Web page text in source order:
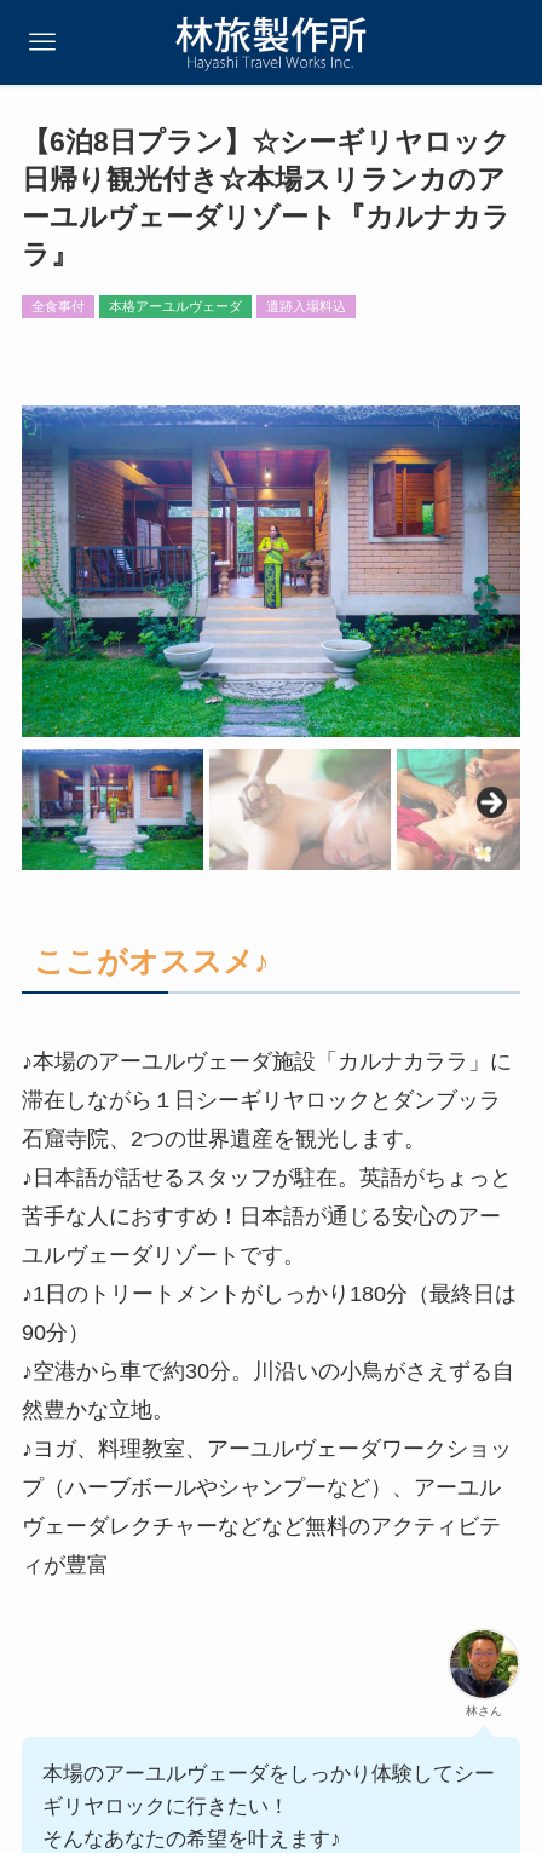
【6泊8日プラン】☆シーギリヤロック
日帰り観光付き☆本場スリランカのア
ーユルヴェーダリゾート『カルナカラ
ラ』
全食事付 本格アーユルヴェーダ 遺跡入場料込
ここがオススメ♪
♪本場のアーユルヴェーダ施設「カルナカララ」に
滞在しながら１日シーギリヤロックとダンブッラ
石窟寺院、2つの世界遺産を観光します。
♪日本語が話せるスタッフが駐在。英語がちょっと
苦手な人におすすめ！日本語が通じる安心のアー
ユルヴェーダリゾートです。
♪1日のトリートメントがしっかり180分（最終日は
90分）
♪空港から車で約30分。川沿いの小鳥がさえずる自
然豊かな立地。
♪ヨガ、料理教室、アーユルヴェーダワークショッ
プ（ハーブボールやシャンプーなど）、アーユル
ヴェーダレクチャーなどなど無料のアクティビテ
ィが豊富
林さん
本場のアーユルヴェーダをしっかり体験してシー
ギリヤロックに行きたい！
そんなあなたの希望を叶えます♪